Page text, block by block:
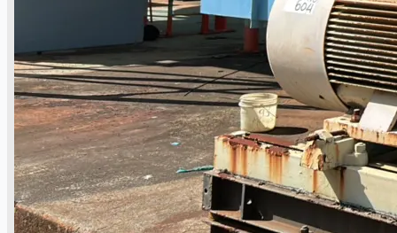
當前銷售
過往銷售
個案研究
新聞稿